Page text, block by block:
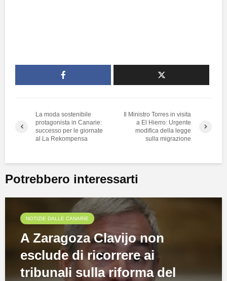
La moda sostenibile
protagonista in Canarie:
successo per le giornate
al La Rekompensa
Il Ministro Torres in visita
a El Hierro: Urgente
modifica della legge
sulla migrazione
Potrebbero interessarti
NOTIZIE DALLE CANARIE
A Zaragoza Clavijo non
esclude di ricorrere ai
tribunali sulla riforma del